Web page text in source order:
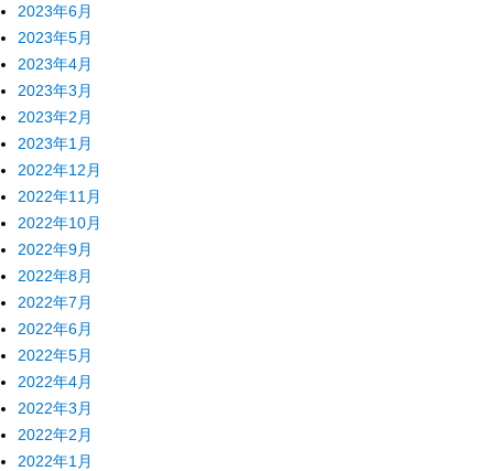
2023年6月
2023年5月
2023年4月
2023年3月
2023年2月
2023年1月
2022年12月
2022年11月
2022年10月
2022年9月
2022年8月
2022年7月
2022年6月
2022年5月
2022年4月
2022年3月
2022年2月
2022年1月